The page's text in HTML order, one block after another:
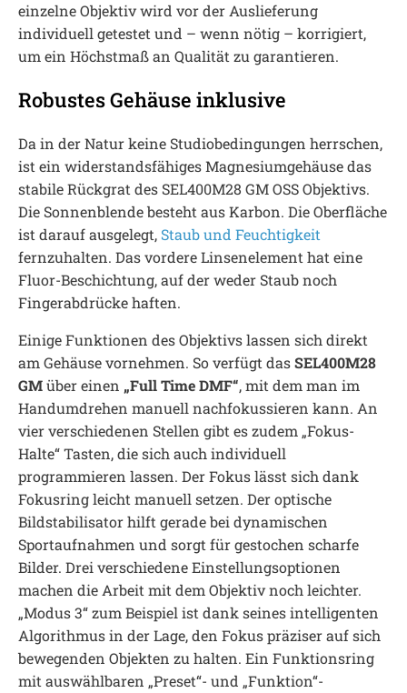
einzelne Objektiv wird vor der Auslieferung
individuell getestet und – wenn nötig – korrigiert,
um ein Höchstmaß an Qualität zu garantieren.
Robustes Gehäuse inklusive
Da in der Natur keine Studiobedingungen herrschen,
ist ein widerstandsfähiges Magnesiumgehäuse das
stabile Rückgrat des SEL400M28 GM OSS Objektivs.
Die Sonnenblende besteht aus Karbon. Die Oberfläche
ist darauf ausgelegt, Staub und Feuchtigkeit
fernzuhalten. Das vordere Linsenelement hat eine
Fluor-Beschichtung, auf der weder Staub noch
Fingerabdrücke haften.
Einige Funktionen des Objektivs lassen sich direkt
am Gehäuse vornehmen. So verfügt dasSEL400M28
GMüber einen „Full Time DMF“, mit dem man im
Handumdrehen manuell nachfokussieren kann. An
vier verschiedenen Stellen gibt es zudem „Fokus-
Halte“ Tasten, die sich auch individuell
programmieren lassen. Der Fokus lässt sich dank
Fokusring leicht manuell setzen. Der optische
Bildstabilisator hilft gerade bei dynamischen
Sportaufnahmen und sorgt für gestochen scharfe
Bilder. Drei verschiedene Einstellungsoptionen
machen die Arbeit mit dem Objektiv noch leichter.
„Modus 3“ zum Beispiel ist dank seines intelligenten
Algorithmus in der Lage, den Fokus präziser auf sich
bewegenden Objekten zu halten. Ein Funktionsring
mit auswählbaren „Preset“- und „Funktion“-